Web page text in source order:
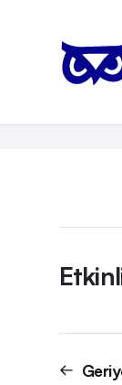
Anasayfa